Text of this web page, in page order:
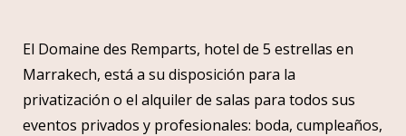
El Domaine des Remparts, hotel de 5 estrellas en
Marrakech, está a su disposición para la
privatización o el alquiler de salas para todos sus
eventos privados y profesionales: boda, cumpleaños,